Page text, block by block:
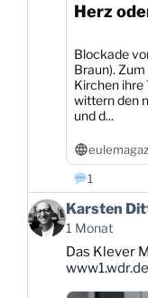
Herz
Blockade
Braun).
Kirchen ihre
wittern den
und d...
1
Beitrag
von
Karsten
Dittmann
Bluesky
Karsten
1 Monat
Das Klever